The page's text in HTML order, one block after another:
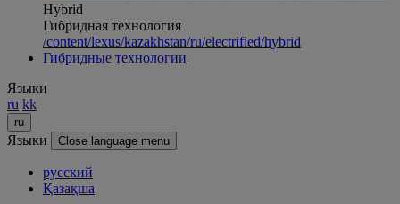
Hybrid
Гибридная технология
/content/lexus/kazakhstan/ru/electrified/hybrid
Гибридные технологии
Языки
ru kk
ru
Языки Close language menu
русский
Қазақша